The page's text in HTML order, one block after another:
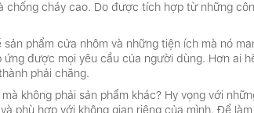
cháy cao. Do được tích hợp từ những
phẩm cửa nhôm và những tiện ích mà nó
được mọi yêu cầu của người dùng. Hơn ai
phải chăng.
không phải sản phẩm khác? Hy vọng với
phù hợp với không gian riêng của mình. Để